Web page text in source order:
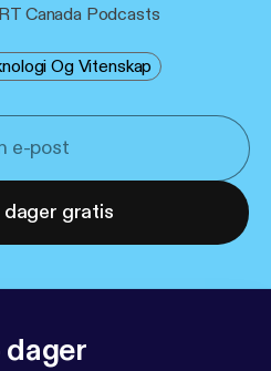
Canada Podcasts
Og Vitenskap
dager gratis
dager